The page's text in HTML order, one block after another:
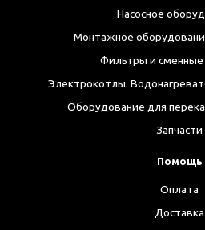
Насосное
Монтажное
Фильтры и
Электрокотлы.
Оборудование для
Запчасти
Помощь
Оплата
Доставка